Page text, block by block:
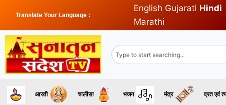
Translate Your Language :
English Gujarati Hindi
Marathi
आरती चालीसा भजन मंत्र व्रत एवं